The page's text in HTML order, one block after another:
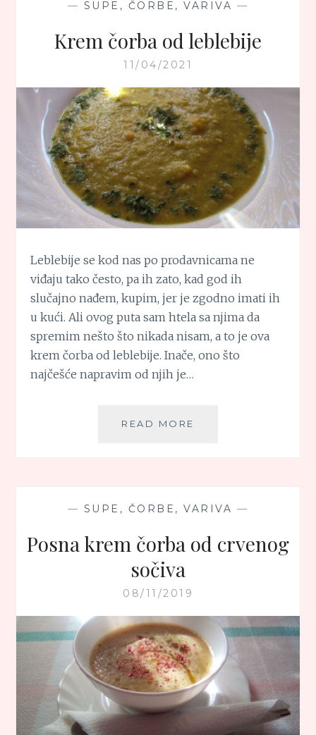
— SUPE, ČORBE, VARIVA —
Krem čorba od leblebije
11/04/2021
Leblebije se kod nas po prodavnicama ne
viđaju tako često, pa ih zato, kad god ih
slučajno nađem, kupim, jer je zgodno imati ih
u kući. Ali ovog puta sam htela sa njima da
spremim nešto što nikada nisam, a to je ova
krem čorba od leblebije. Inače, ono što
najčešće napravim od njih je…
READ MORE
— SUPE, ČORBE, VARIVA —
Posna krem čorba od crvenog
sočiva
08/11/2019